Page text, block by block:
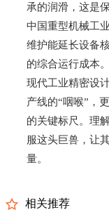
承的润滑，这是
中国重型机械工
维护能延长设备
的综合运行成本
现代工业精密设
产线的“咽喉”，
的关键标尺。理
服这头巨兽，让
量。
相关推荐